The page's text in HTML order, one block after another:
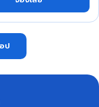
ป